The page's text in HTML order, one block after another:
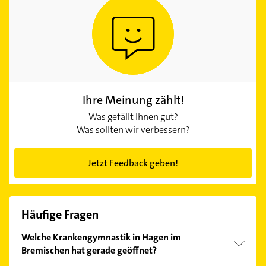
Ihre Meinung zählt!
Was gefällt Ihnen gut?
Was sollten wir verbessern?
Jetzt Feedback geben!
Häufige Fragen
Welche Krankengymnastik in Hagen im
Bremischen hat gerade geöffnet?